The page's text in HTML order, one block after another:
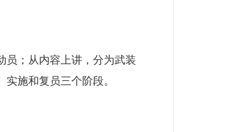
；从内容上讲，分为武装
施和复员三个阶段。